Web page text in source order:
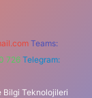
Teams:
726 Telegram:
Bilgi Teknolojileri